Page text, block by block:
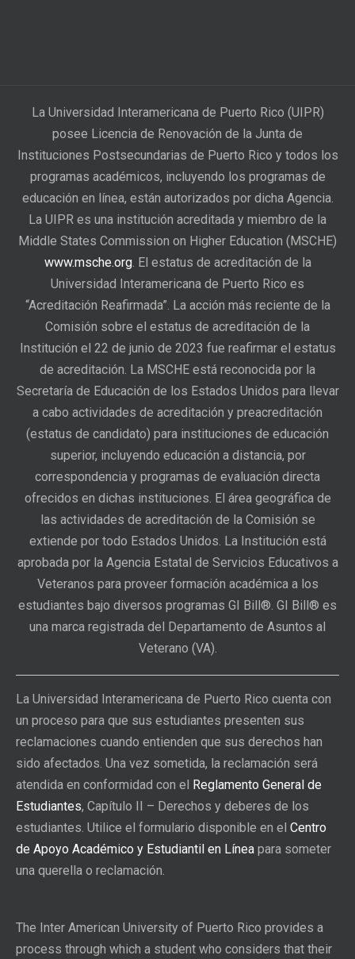
La Universidad Interamericana de Puerto Rico (UIPR)
posee Licencia de Renovación de la Junta de
Instituciones Postsecundarias de Puerto Rico y todos los
programas académicos, incluyendo los programas de
educación en línea, están autorizados por dicha Agencia.
La UIPR es una institución acreditada y miembro de la
Middle States Commission on Higher Education (MSCHE)
www.msche.org. El estatus de acreditación de la
Universidad Interamericana de Puerto Rico es
“Acreditación Reafirmada”. La acción más reciente de la
Comisión sobre el estatus de acreditación de la
Institución el 22 de junio de 2023 fue reafirmar el estatus
de acreditación. La MSCHE está reconocida por la
Secretaría de Educación de los Estados Unidos para llevar
a cabo actividades de acreditación y preacreditación
(estatus de candidato) para instituciones de educación
superior, incluyendo educación a distancia, por
correspondencia y programas de evaluación directa
ofrecidos en dichas instituciones. El área geográfica de
las actividades de acreditación de la Comisión se
extiende por todo Estados Unidos. La Institución está
aprobada por la Agencia Estatal de Servicios Educativos a
Veteranos para proveer formación académica a los
estudiantes bajo diversos programas GI Bill®. GI Bill® es
una marca registrada del Departamento de Asuntos al
Veterano (VA).
La Universidad Interamericana de Puerto Rico cuenta con
un proceso para que sus estudiantes presenten sus
reclamaciones cuando entienden que sus derechos han
sido afectados. Una vez sometida, la reclamación será
atendida en conformidad con el Reglamento General de
Estudiantes, Capítulo II – Derechos y deberes de los
estudiantes. Utilice el formulario disponible en el Centro
de Apoyo Académico y Estudiantil en Línea para someter
una querella o reclamación.
The Inter American University of Puerto Rico provides a
process through which a student who considers that their